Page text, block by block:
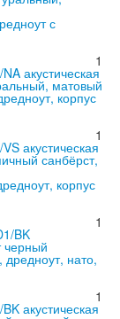
с
1
корпус
1
корпус
1
дредноут, нато,
1